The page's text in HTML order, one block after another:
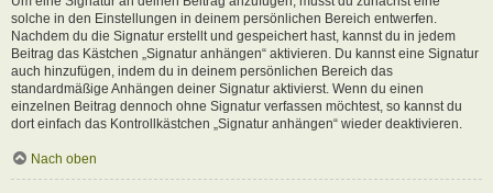
solche in den Einstellungen in deinem persönlichen Bereich entwerfen.
Nachdem du die Signatur erstellt und gespeichert hast, kannst du in jedem
Beitrag das Kästchen „Signatur anhängen“ aktivieren. Du kannst eine Signatur
auch hinzufügen, indem du in deinem persönlichen Bereich das
standardmäßige Anhängen deiner Signatur aktivierst. Wenn du einen
einzelnen Beitrag dennoch ohne Signatur verfassen möchtest, so kannst du
dort einfach das Kontrollkästchen „Signatur anhängen“ wieder deaktivieren.
Nach oben